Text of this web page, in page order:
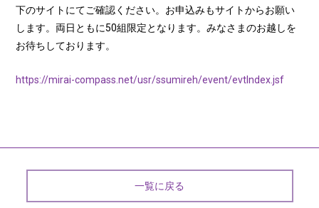
下のサイトにてご確認ください。お申込みもサイトからお願い
します。両日ともに50組限定となります。みなさまのお越しを
お待ちしております。
https://mirai-compass.net/usr/ssumireh/event/evtIndex.jsf
一覧に戻る